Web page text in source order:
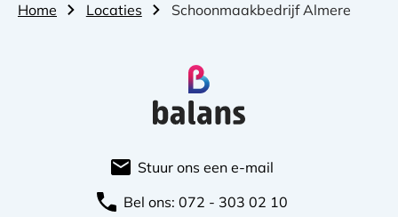
Home Locaties Schoonmaakbedrijf Almere
Stuur ons een e-mail
Bel ons: 072 - 303 02 10